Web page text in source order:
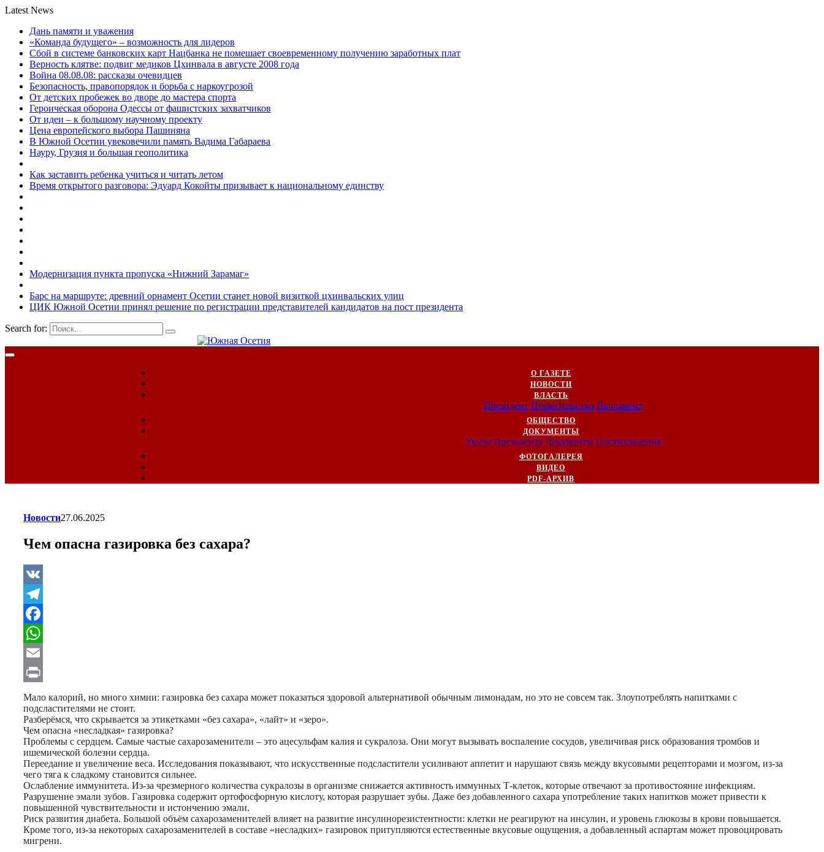
Latest News
Дань памяти и уважения
«Команда будущего» – возможность для лидеров
Сбой в системе банковских карт Нацбанка не помешает своевременному получению заработных плат
Верность клятве: подвиг медиков Цхинвала в августе 2008 года
Война 08.08.08: рассказы очевидцев
Безопасность, правопорядок и борьба с наркоугрозой
От детских пробежек во дворе до мастера спорта
Героическая оборона Одессы от фашистских захватчиков
От идеи – к большому научному проекту
Цена европейского выбора Пашиняна
В Южной Осетии увековечили память Вадима Габараева
Науру, Грузия и большая геополитика
Как заставить ребенка учиться и читать летом
Время открытого разговора: Эдуард Кокойты призывает к национальному единству
Модернизация пункта пропуска «Нижний Зарамаг»
Барс на маршруте: древний орнамент Осетии станет новой визиткой цхинвальских улиц
ЦИК Южной Осетии принял решение по регистрации представителей кандидатов на пост президента
Search for:
О ГАЗЕТЕ
НОВОСТИ
ВЛАСТЬ
Президент Правительство Парламент
ОБЩЕСТВО
ДОКУМЕНТЫ
Указы Президента Документы Постановления
ФОТОГАЛЕРЕЯ
ВИДЕО
PDF-АРХИВ
Новости27.06.2025
Чем опасна газировка без сахара?
VK
Telegram
Facebook
WhatsApp
Email
Print
Мало калорий, но много химии: газировка без сахара может показаться здоровой альтернативой обычным лимонадам, но это не совсем так. Злоупотреблять напитками с
подсластителями не стоит.
Разберёмся, что скрывается за этикетками «без сахара», «лайт» и «зеро».
Чем опасна «несладкая» газировка?
Проблемы с сердцем. Самые частые сахарозаменители – это ацесульфам калия и сукралоза. Они могут вызывать воспаление сосудов, увеличивая риск образования тромбов и
ишемической болезни сердца.
Переедание и увеличение веса. Исследования показывают, что искусственные подсластители усиливают аппетит и нарушают связь между вкусовыми рецепторами и мозгом, из-за
чего тяга к сладкому становится сильнее.
Ослабление иммунитета. Из-за чрезмерного количества сукралозы в организме снижается активность иммунных Т-клеток, которые отвечают за противостояние инфекциям.
Разрушение эмали зубов. Газировка содержит ортофосфорную кислоту, которая разрушает зубы. Даже без добавленного сахара употребление таких напитков может привести к
повышенной чувствительности и истончению эмали.
Риск развития диабета. Большой объём сахарозаменителей влияет на развитие инсулинорезистентности: клетки не реагируют на инсулин, и уровень глюкозы в крови повышается.
Кроме того, из-за некоторых сахарозаменителей в составе «несладких» газировок притупляются естественные вкусовые ощущения, а добавленный аспартам может провоцировать
мигрени.